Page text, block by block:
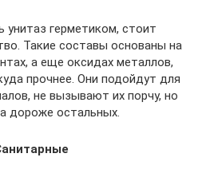
унитаз герметиком, стоит
Такие составы основаны на
а еще оксидах металлов,
прочнее. Они подойдут для
не вызывают их порчу, но
дороже остальных.